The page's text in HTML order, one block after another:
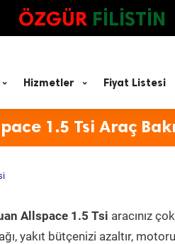
ÖZGÜR FİLİSTİN
Hizmetler Fiyat Listesi
1.5 Tsi Araç
Allspace 1.5 Tsi aracınız
yakıt bütçenizi azaltır,